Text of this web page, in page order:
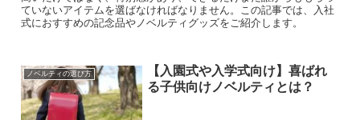
ていないアイテムを選ばなければなりません。この記事では、入社
式におすすめの記念品やノベルティグッズをご紹介します。
ノベルティの選び方
【入園式や入学式向け】喜ばれ
る子供向けノベルティとは？